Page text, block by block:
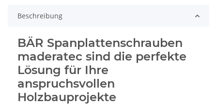
Beschreibung
BÄR Spanplattenschrauben
maderatec sind die perfekte
Lösung für Ihre
anspruchsvollen
Holzbauprojekte